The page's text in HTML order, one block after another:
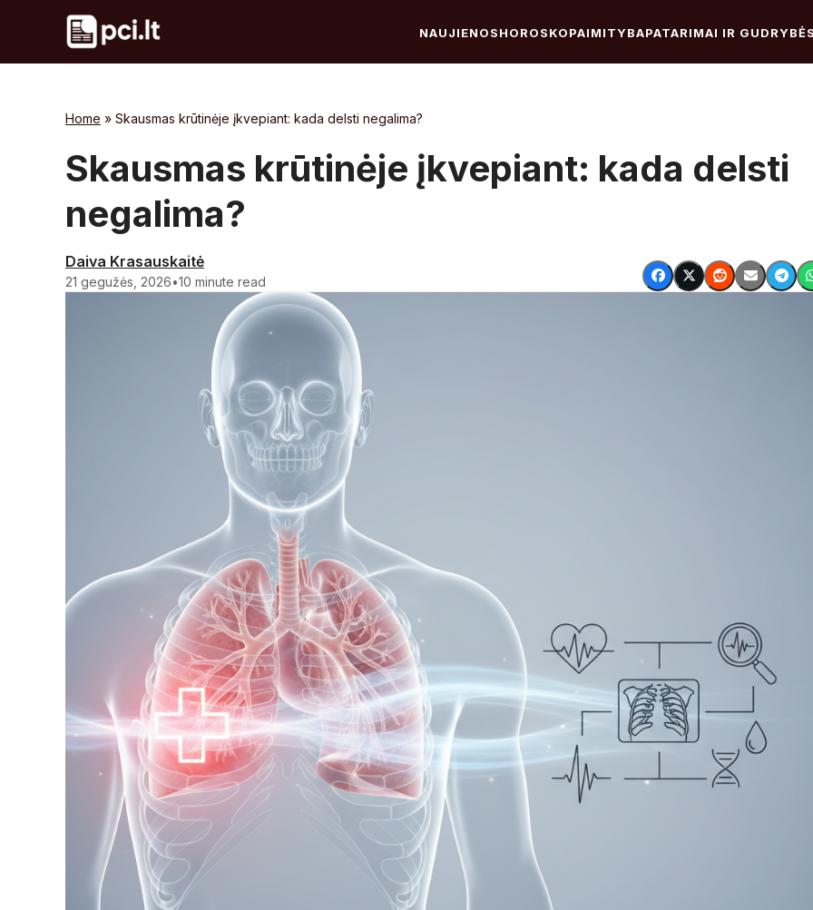
NAUJIENOSHOROSKOPAIMITYBAPATARIMAI IR GUDRYBĖS
Home » Skausmas krūtinėje įkvepiant: kada delsti negalima?
Skausmas krūtinėje įkvepiant: kada delsti
negalima?
Daiva Krasauskaitė
21 gegužės, 2026•10 minute read